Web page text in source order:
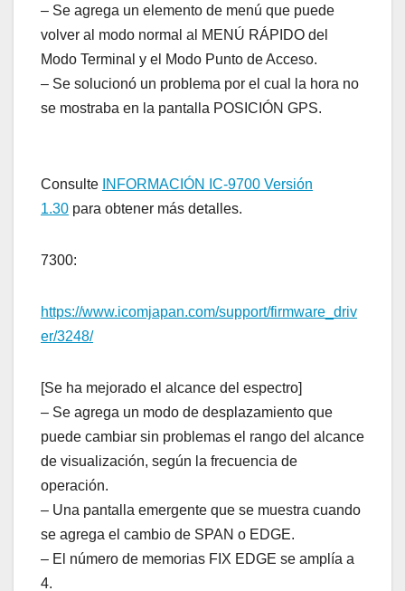
– Se agrega un elemento de menú que puede
volver al modo normal al MENÚ RÁPIDO del
Modo Terminal y el Modo Punto de Acceso.
– Se solucionó un problema por el cual la hora no
se mostraba en la pantalla POSICIÓN GPS.
Consulte INFORMACIÓN IC-9700 Versión
1.30 para obtener más detalles.
7300:
https://www.icomjapan.com/support/firmware_driv
er/3248/
[Se ha mejorado el alcance del espectro]
– Se agrega un modo de desplazamiento que
puede cambiar sin problemas el rango del alcance
de visualización, según la frecuencia de
operación.
– Una pantalla emergente que se muestra cuando
se agrega el cambio de SPAN o EDGE.
– El número de memorias FIX EDGE se amplía a
4.